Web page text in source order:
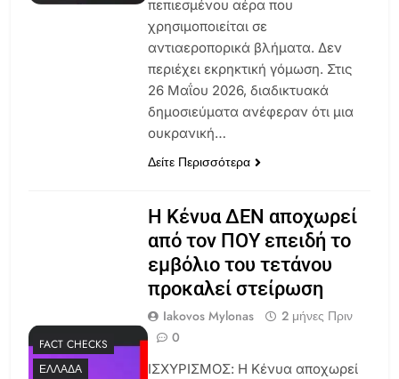
πεπιεσμένου αέρα που
χρησιμοποιείται σε
αντιαεροπορικά βλήματα. Δεν
περιέχει εκρηκτική γόμωση. Στις
26 Μαΐου 2026, διαδικτυακά
δημοσιεύματα ανέφεραν ότι μια
ουκρανική…
Δείτε Περισσότερα
FACT CHECKS
ΕΛΛΆΔΑ
Η Κένυα ΔΕΝ αποχωρεί
από τον ΠΟΥ επειδή το
εμβόλιο του τετάνου
προκαλεί στείρωση
Iakovos Mylonas
2 μήνες Πριν
0
ΙΣΧΥΡΙΣΜΟΣ: H Kένυα αποχωρεί